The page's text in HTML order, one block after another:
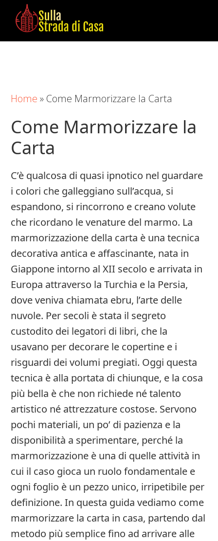
main
primary
footer
Sulla
in
Home » Come Marmorizzare la Carta
Come Marmorizzare la
Carta
C’è qualcosa di quasi ipnotico nel guardare
i colori che galleggiano sull’acqua, si
espandono, si rincorrono e creano volute
che ricordano le venature del marmo. La
marmorizzazione della carta è una tecnica
decorativa antica e affascinante, nata in
Giappone intorno al XII secolo e arrivata in
Europa attraverso la Turchia e la Persia,
dove veniva chiamata ebru, l’arte delle
nuvole. Per secoli è stata il segreto
custodito dei legatori di libri, che la
usavano per decorare le copertine e i
risguardi dei volumi pregiati. Oggi questa
tecnica è alla portata di chiunque, e la cosa
più bella è che non richiede né talento
artistico né attrezzature costose. Servono
pochi materiali, un po’ di pazienza e la
disponibilità a sperimentare, perché la
marmorizzazione è una di quelle attività in
cui il caso gioca un ruolo fondamentale e
ogni foglio è un pezzo unico, irripetibile per
definizione. In questa guida vediamo come
marmorizzare la carta in casa, partendo dal
metodo più semplice fino ad arrivare alle